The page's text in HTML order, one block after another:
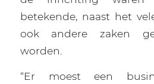
betekende, naast het
ook andere zaken
worden.
“Er moest een